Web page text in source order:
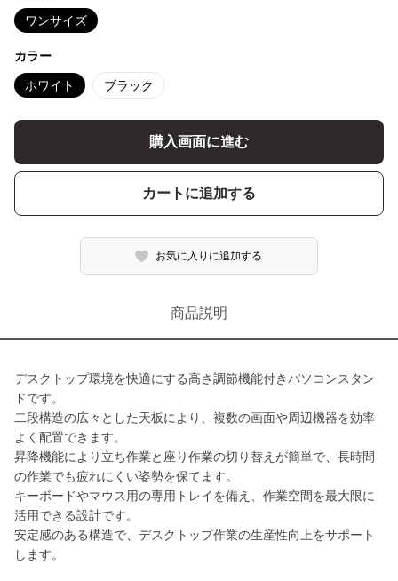
ワンサイズ
カラー
ホワイト ブラック
購入画面に進む
カートに追加する
お気に入りに追加する
商品説明
デスクトップ環境を快適にする高さ調節機能付きパソコンスタン
ドです。
二段構造の広々とした天板により、複数の画面や周辺機器を効率
よく配置できます。
昇降機能により立ち作業と座り作業の切り替えが簡単で、長時間
の作業でも疲れにくい姿勢を保てます。
キーボードやマウス用の専用トレイを備え、作業空間を最大限に
活用できる設計です。
安定感のある構造で、デスクトップ作業の生産性向上をサポート
します。